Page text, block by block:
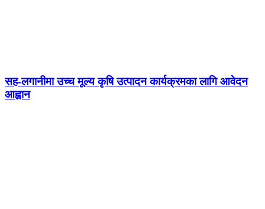
सह-लगानीमा उच्च मूल्य कृषि उत्पादन कार्यक्रमका लागि आवेदन
आह्वान